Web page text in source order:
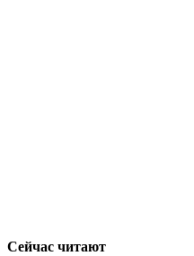
Сейчас читают